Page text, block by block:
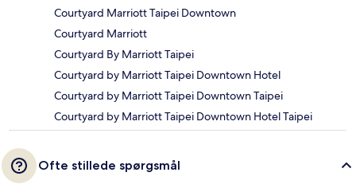
Courtyard Marriott Taipei Downtown
Courtyard Marriott
Courtyard By Marriott Taipei
Courtyard by Marriott Taipei Downtown Hotel
Courtyard by Marriott Taipei Downtown Taipei
Courtyard by Marriott Taipei Downtown Hotel Taipei
Ofte stillede spørgsmål